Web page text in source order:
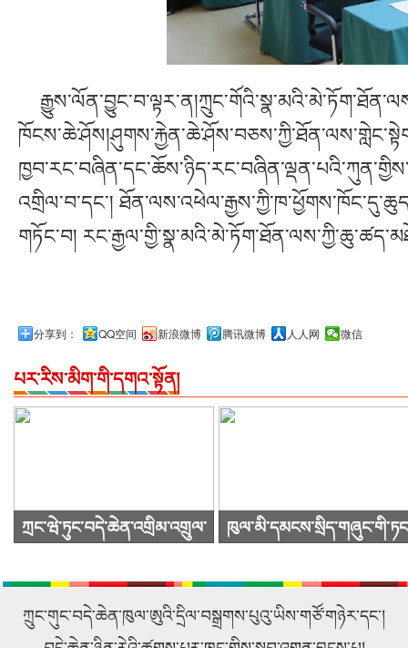
འགྲིལ་བ་དང་།
གཏོང་བ།
分享到： QQ空间 新浪微博 腾讯微博 人人网 微信
པར་རིས་མིག་གི་དགའ་སྟོན།
ཀྲང་ཝེ་ཏུང་བདེ་ཆེན་འགྲིམ་འགྲུལ་
ཕེབས་ནས་བརྟག་དཔྱད་གནང་བ།
འཚོགས།
ཀྲུང་གུང་བདེ་ཆེན་ཁུལ་ཨུའི་དྲིལ་བསྒྲགས་པུའུ་ཡིས་གཙོ་གཉེར་དང་།